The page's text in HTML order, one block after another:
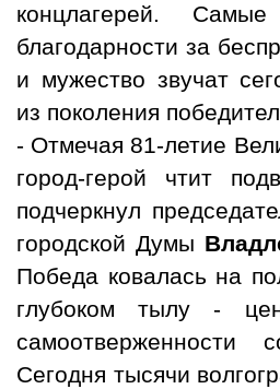
концлагерей.
благодарности за
и мужество звучат
из поколения
- Отмечая 81‑летие
город‑герой чтит
подчеркнул
городской Думы
Победа ковалась на
глубоком тылу -
самоотверженности
Сегодня тысячи